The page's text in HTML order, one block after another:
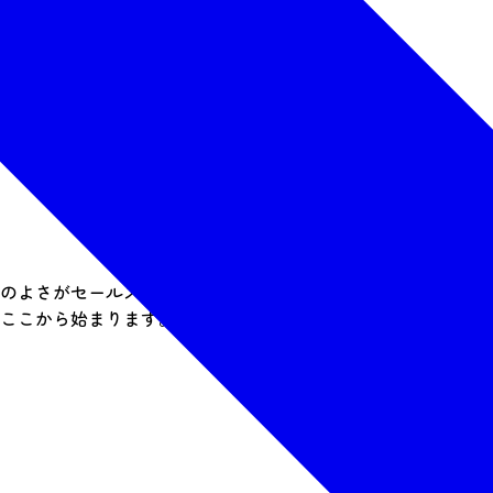
さがセールスポイントです。東京から東北新幹線で約100
から始まります。